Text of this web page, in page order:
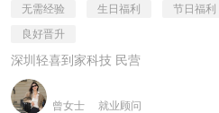
无需经验 生日福利 节日福利
良好晋升
深圳轻喜到家科技 民营
曾女士 就业顾问